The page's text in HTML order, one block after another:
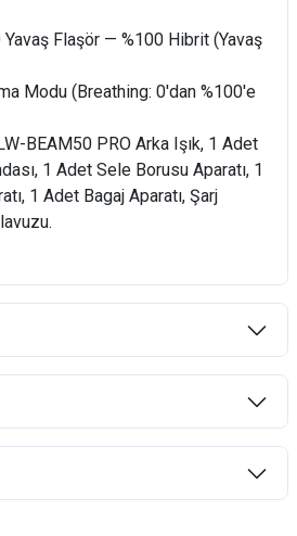
Yavaş Flaşör — %100 Hibrit (Yavaş
Modu (Breathing: 0'dan %100'e
BEAM50 PRO Arka Işık, 1 Adet
1 Adet Sele Borusu Aparatı, 1
1 Adet Bagaj Aparatı, Şarj